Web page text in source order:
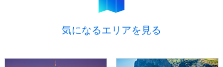
気になるエリアを見る